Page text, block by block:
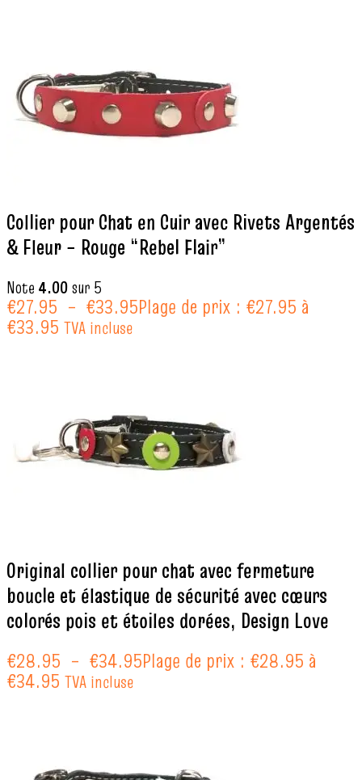
Collier pour Chat en Cuir avec Rivets Argentés
& Fleur – Rouge “Rebel Flair”
Note 4.00sur 5
€27.95 – €33.95Plage de prix : €27.95 à
€33.95 TVA incluse
Original collier pour chat avec fermeture
boucle et élastique de sécurité avec cœurs
colorés pois et étoiles dorées, Design Love
€28.95 – €34.95Plage de prix : €28.95 à
€34.95 TVA incluse